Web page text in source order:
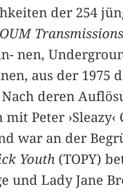
der 254
Transmissions
nen,
aus der 1975
deren
Peter
war an der
Youth(TOPY)
und Lady Jane